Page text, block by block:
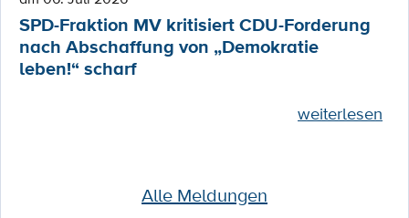
SPD-Fraktion MV kritisiert CDU-Forderung
nach Abschaffung von „Demokratie
leben!“ scharf
weiterlesen
Alle Meldungen